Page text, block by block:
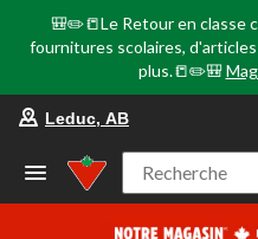
🎒✏️📒Le Retour en classe
fournitures scolaires,
plus.📒✏️🎒
Leduc, AB
Recherche